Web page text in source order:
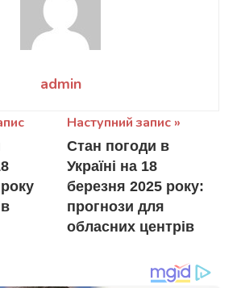
admin
Наступний запис
Стан погоди в
Україні на 18
березня 2025 року:
прогнози для
обласних центрів